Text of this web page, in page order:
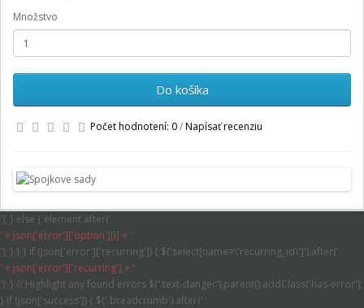
Množstvo
Do košíka
Počet hodnotení: 0/Napísať recenziu
'); } else { element.after('
' + json['error']['option'][i] + '
'); } } } if (json['error']['recurring']) { $('select[name=\'recurring_id\']').after('
' + json['error']['recurring'] + '
'); } // Highlight any found errors $('.text-danger').parent().addClass('has-error');
} if (json['success']) { $('.breadcrumb').after('